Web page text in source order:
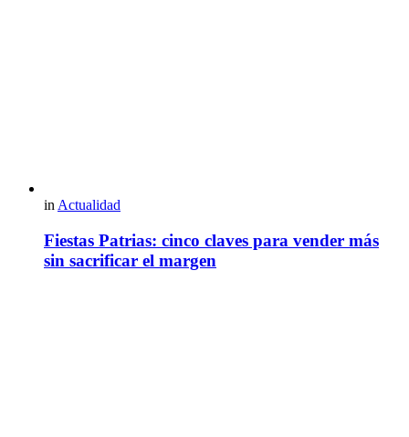
inActualidad
Fiestas Patrias: cinco claves para vender más
sin sacrificar el margen